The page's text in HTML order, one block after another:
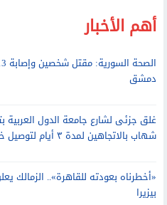
أهم الأخبار
دمشق
غلق جزئى لشارع جامعة الدول العربية
شهاب بالاتجاهين لمدة ٣ أيام لتوصيل خطوط غاز طبيعي
«أخطرناه بعودته للقاهرة».. الزمالك
بيزيرا